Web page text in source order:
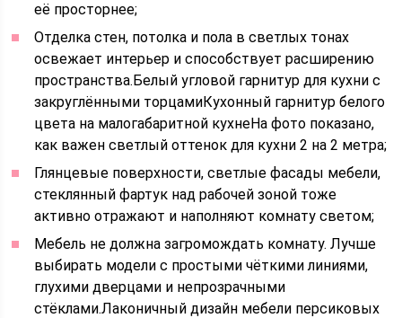
её просторнее;
Отделка стен, потолка и пола в светлых тонах
освежает интерьер и способствует расширению
пространства.Белый угловой гарнитур для кухни с
закруглёнными торцамиКухонный гарнитур белого
цвета на малогабаритной кухнеНа фото показано,
как важен светлый оттенок для кухни 2 на 2 метра;
Глянцевые поверхности, светлые фасады мебели,
стеклянный фартук над рабочей зоной тоже
активно отражают и наполняют комнату светом;
Мебель не должна загромождать комнату. Лучше
выбирать модели с простыми чёткими линиями,
глухими дверцами и непрозрачными
стёклами.Лаконичный дизайн мебели персиковых